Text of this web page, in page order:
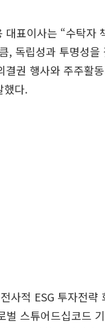
대표이사는 “수탁자
, 독립성과 투명성
결권 행사와 주주활
했다.
사적 ESG 투자전
벌 스튜어드십코드